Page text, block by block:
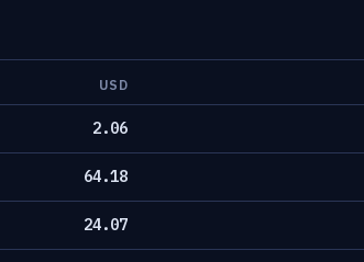
USD
2.06
64.18
24.07